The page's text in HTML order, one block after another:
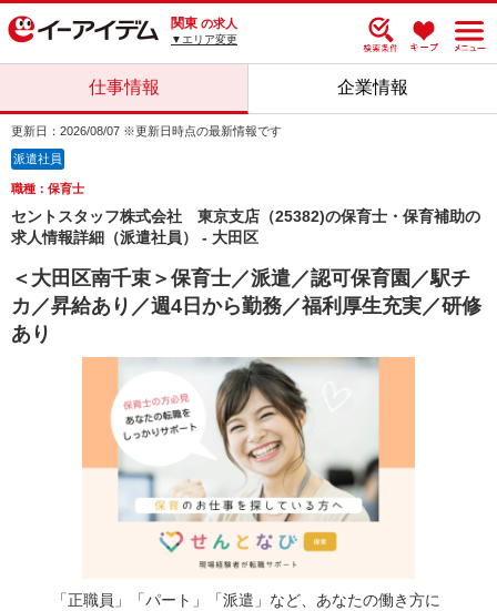
関東 の求人
▼エリア変更
仕事情報 企業情報
更新日：2026/08/07 ※更新日時点の最新情報です
派遣社員
職種：保育士
セントスタッフ株式会社 東京支店（25382)の保育士・保育補助の
求人情報詳細（派遣社員） - 大田区
＜大田区南千束＞保育士／派遣／認可保育園／駅チ
カ／昇給あり／週4日から勤務／福利厚生充実／研修
あり
「正職員」「パート」「派遣」など、あなたの働き方に